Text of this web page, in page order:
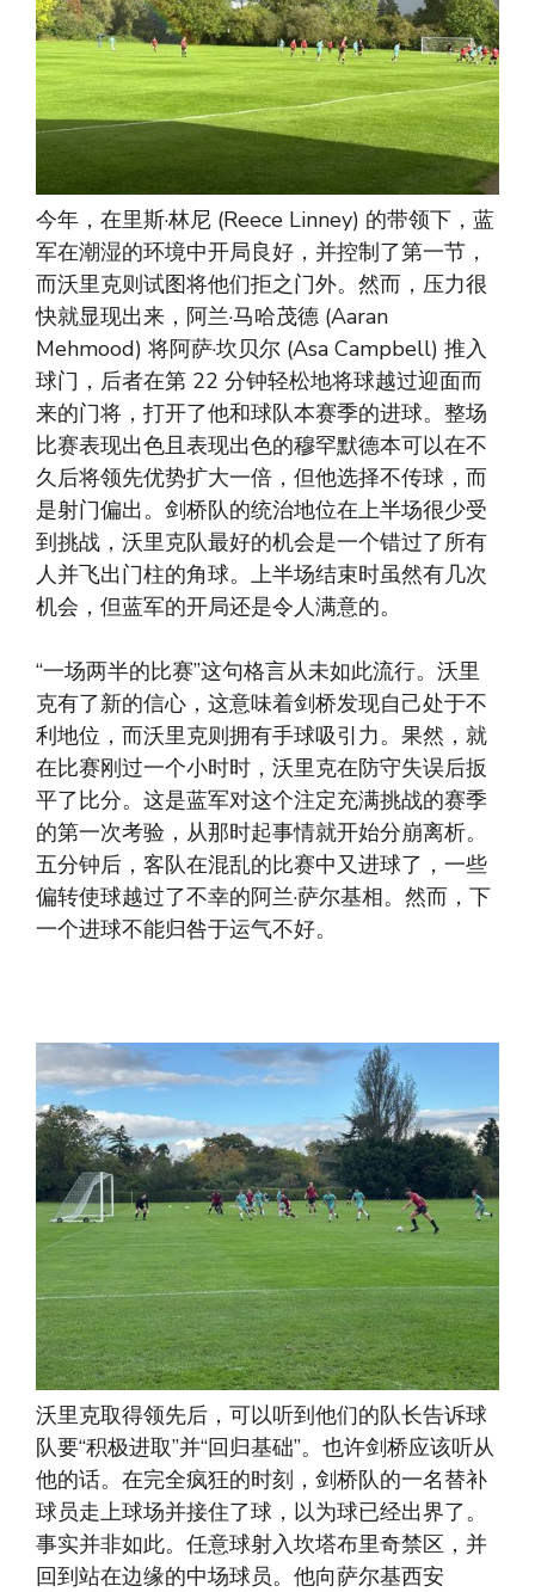
今年，在里斯·林尼 (Reece Linney) 的带领下，蓝
军在潮湿的环境中开局良好，并控制了第一节，
而沃里克则试图将他们拒之门外。然而，压力很
快就显现出来，阿兰·马哈茂德 (Aaran
Mehmood) 将阿萨·坎贝尔 (Asa Campbell) 推入
球门，后者在第 22 分钟轻松地将球越过迎面而
来的门将，打开了他和球队本赛季的进球。整场
比赛表现出色且表现出色的穆罕默德本可以在不
久后将领先优势扩大一倍，但他选择不传球，而
是射门偏出。剑桥队的统治地位在上半场很少受
到挑战，沃里克队最好的机会是一个错过了所有
人并飞出门柱的角球。上半场结束时虽然有几次
机会，但蓝军的开局还是令人满意的。
“一场两半的比赛”这句格言从未如此流行。沃里
克有了新的信心，这意味着剑桥发现自己处于不
利地位，而沃里克则拥有手球吸引力。果然，就
在比赛刚过一个小时时，沃里克在防守失误后扳
平了比分。这是蓝军对这个注定充满挑战的赛季
的第一次考验，从那时起事情就开始分崩离析。
五分钟后，客队在混乱的比赛中又进球了，一些
偏转使球越过了不幸的阿兰·萨尔基相。然而，下
一个进球不能归咎于运气不好。
沃里克取得领先后，可以听到他们的队长告诉球
队要“积极进取”并“回归基础”。也许剑桥应该听从
他的话。在完全疯狂的时刻，剑桥队的一名替补
球员走上球场并接住了球，以为球已经出界了。
事实并非如此。任意球射入坎塔布里奇禁区，并
回到站在边缘的中场球员。他向萨尔基西安